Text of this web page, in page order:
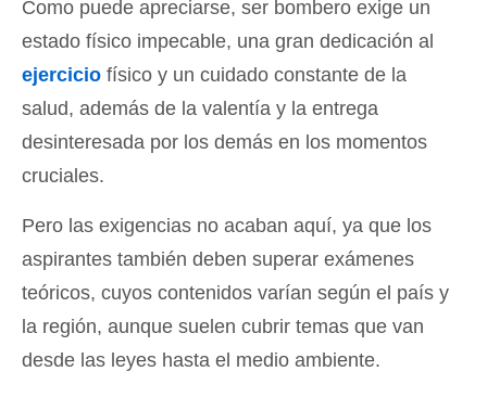
Como puede apreciarse, ser bombero exige un
estado físico impecable, una gran dedicación al
ejercicio físico y un cuidado constante de la
salud, además de la valentía y la entrega
desinteresada por los demás en los momentos
cruciales.
Pero las exigencias no acaban aquí, ya que los
aspirantes también deben superar exámenes
teóricos, cuyos contenidos varían según el país y
la región, aunque suelen cubrir temas que van
desde las leyes hasta el medio ambiente.